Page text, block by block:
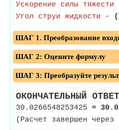
Ускорение силы тяжести
Угол струи жидкости -
ШАГ 1. Преобразование
ШАГ 2: Оцените формулу
ШАГ 3: Преобразуйте
ОКОНЧАТЕЛЬНЫЙ ОТВЕТ
30.0266548253425 ≈
(Расчет завершен